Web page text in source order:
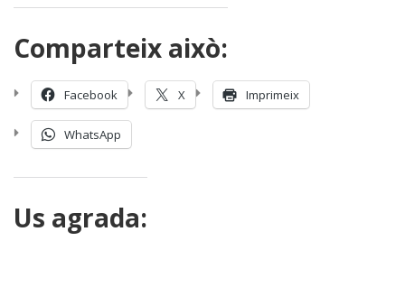
Comparteix això:
Facebook X Imprimeix
WhatsApp
Us agrada: